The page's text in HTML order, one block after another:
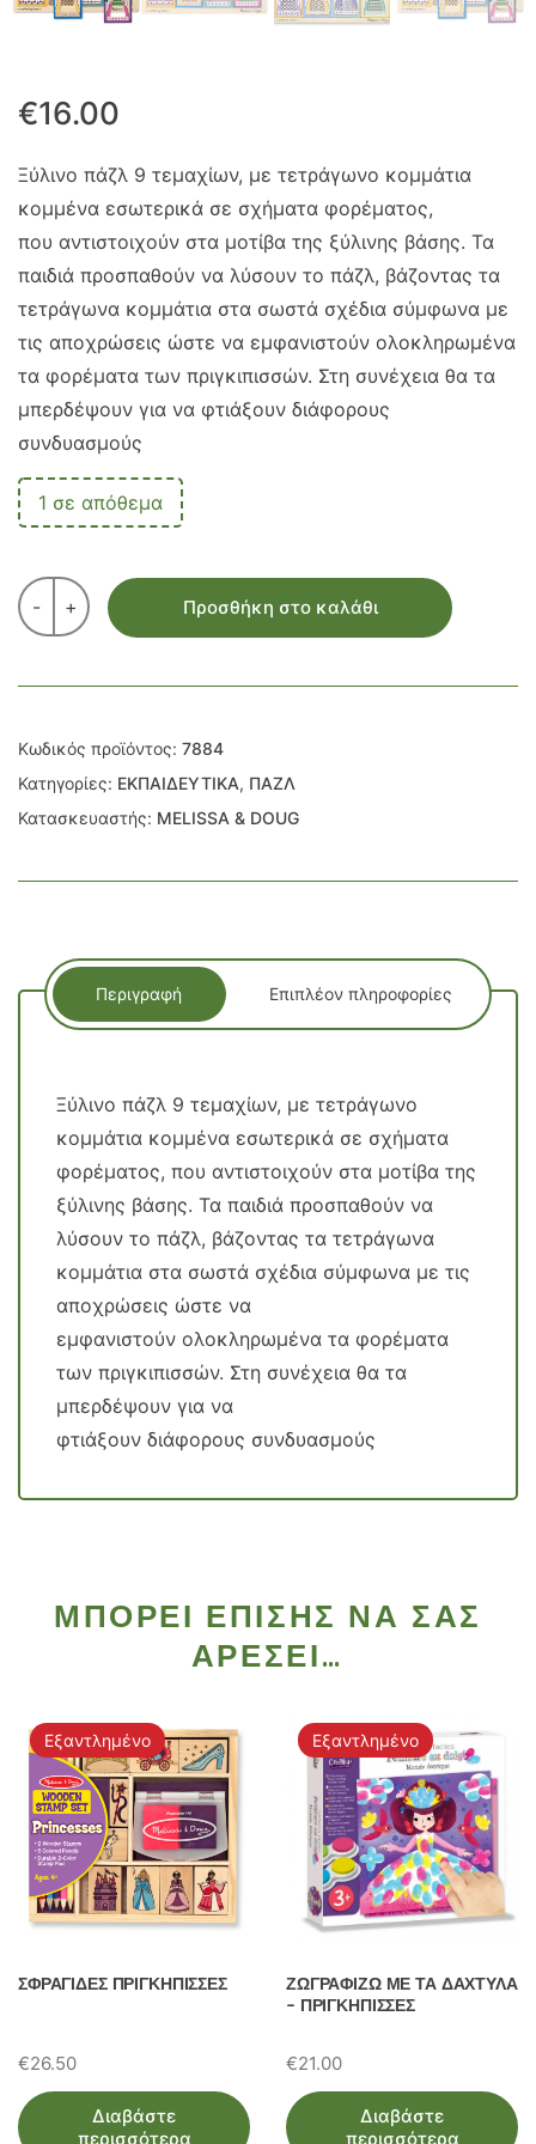
€16.00
Ξύλινο πάζλ 9 τεμαχίων, με τετράγωνο κομμάτια
κομμένα εσωτερικά σε σχήματα φορέματος,
που αντιστοιχούν στα μοτίβα της ξύλινης βάσης. Τα
παιδιά προσπαθούν να λύσουν το πάζλ, βάζοντας τα
τετράγωνα κομμάτια στα σωστά σχέδια σύμφωνα με
τις αποχρώσεις ώστε να εμφανιστούν ολοκληρωμένα
τα φορέματα των πριγκιπισσών. Στη συνέχεια θα τα
μπερδέψουν για να φτιάξουν διάφορους
συνδυασμούς
1 σε απόθεμα
- + Προσθήκη στο καλάθι
Κωδικός προϊόντος: 7884
Κατηγορίες: ΕΚΠΑΙΔΕΥΤΙΚΑ, ΠΑΖΛ
Κατασκευαστής: MELISSA & DOUG
Περιγραφή Επιπλέον πληροφορίες
Ξύλινο πάζλ 9 τεμαχίων, με τετράγωνο
κομμάτια κομμένα εσωτερικά σε σχήματα
φορέματος, που αντιστοιχούν στα μοτίβα της
ξύλινης βάσης. Τα παιδιά προσπαθούν να
λύσουν το πάζλ, βάζοντας τα τετράγωνα
κομμάτια στα σωστά σχέδια σύμφωνα με τις
αποχρώσεις ώστε να
εμφανιστούν ολοκληρωμένα τα φορέματα
των πριγκιπισσών. Στη συνέχεια θα τα
μπερδέψουν για να
φτιάξουν διάφορους συνδυασμούς
ΜΠΟΡΕΊ ΕΠΊΣΗΣ ΝΑ ΣΑΣ
ΑΡΈΣΕΙ…
Εξαντλημένο
ΣΦΡΑΓΙΔΕΣ ΠΡΙΓΚΗΠΙΣΣΕΣ
€26.50
Διαβάστε
περισσότερα
Εξαντλημένο
ΖΩΓΡΑΦΙΖΩ ΜΕ ΤΑ ΔΑΧΤΥΛΑ
– ΠΡΙΓΚΗΠΙΣΣΕΣ
€21.00
Διαβάστε
περισσότερα